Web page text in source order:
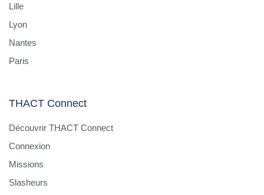
Lille
Lyon
Nantes
Paris
THACT Connect
Découvrir THACT Connect
Connexion
Missions
Slasheurs